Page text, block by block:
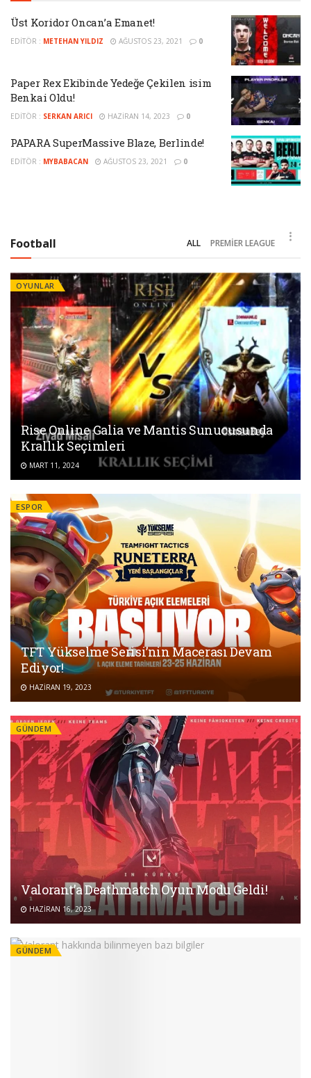
Üst Koridor Oncan’a Emanet!
EDITÖR : METEHAN YILDIZ AĞUSTOS 23, 2021 0
Paper Rex Ekibinde Yedeğe Çekilen isim
Benkai Oldu!
EDITÖR : SERKAN ARICI HAZIRAN 14, 2023 0
PAPARA SuperMassive Blaze, Berlinde!
EDITÖR : MYBABACAN AĞUSTOS 23, 2021 0
Football ALL PREMIER LEAGUE
OYUNLAR
Rise Online Galia ve Mantis Sunucusunda
Krallık Seçimleri
MART 11, 2024
ESPOR
TFT Yükselme Serisi’nin Macerası Devam
Ediyor!
HAZIRAN 19, 2023
GÜNDEM
Valorant’a Deathmatch Oyun Modu Geldi!
HAZIRAN 16, 2023
GÜNDEM